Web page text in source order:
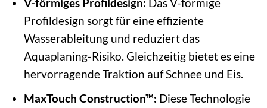
Profildesign sorgt für eine effiziente
Wasserableitung und reduziert das
Aquaplaning-Risiko. Gleichzeitig bietet es eine
hervorragende Traktion auf Schnee und Eis.
MaxTouch Construction™: Diese Technologie